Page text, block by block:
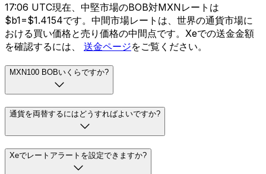
17:06 UTC現在、中堅市場のBOB対MXNレートは
$b1=$1.4154です。中間市場レートは、世界の通貨市場に
おける買い価格と売り価格の中間点です。Xeでの送金金額
を確認するには、 送金ページをご覧ください。
MXN100 BOBいくらですか?
通貨を両替するにはどうすればよいですか?
Xeでレートアラートを設定できますか?